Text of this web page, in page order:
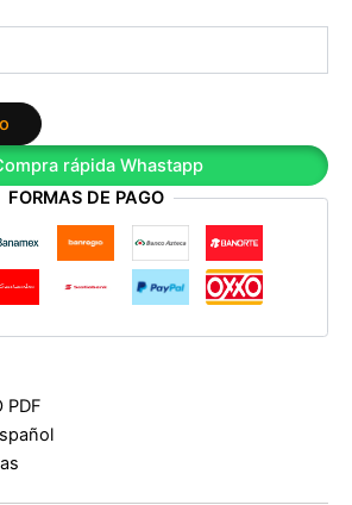
rápida Whastapp
FORMAS DE PAGO
PDF